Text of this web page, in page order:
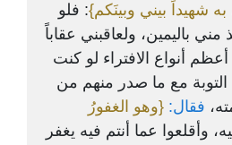
شهيداً بيني وبينَكم}: فلو
باليمين، ولعاقبني عقاباً
أنواع الافتراء لو كنت
التوبة مع ما صدر منهم من
فقال: {وهو الغفورُ
وأقلعوا عما أنتم فيه يغفر